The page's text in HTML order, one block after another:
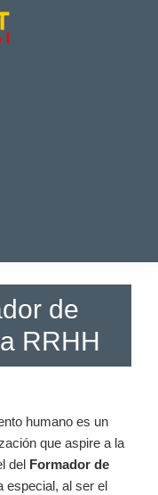
de
RRHH
humano es un
que aspire a la
del Formador de
especial, al ser el